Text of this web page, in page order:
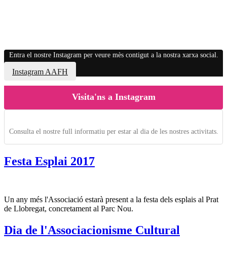
Entra el nostre Instagram per veure mès contigut a la nostra xarxa social.
Instagram AAFH
Visita'ns a Instagram
Consulta el nostre full informatiu per estar al dia de les nostres activitats.
Festa Esplai 2017
Un any més l'Associació estarà present a la festa dels esplais al Prat
de Llobregat, concretament al Parc Nou.
Dia de l'Associacionisme Cultural